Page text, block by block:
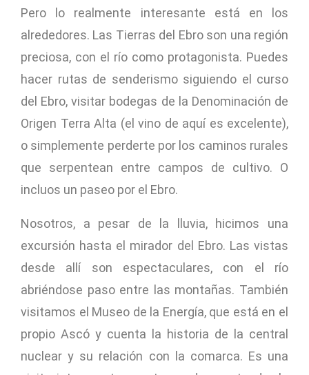
Pero lo realmente interesante está en los
alrededores. Las Tierras del Ebro son una región
preciosa, con el río como protagonista. Puedes
hacer rutas de senderismo siguiendo el curso
del Ebro, visitar bodegas de la Denominación de
Origen Terra Alta (el vino de aquí es excelente),
o simplemente perderte por los caminos rurales
que serpentean entre campos de cultivo. O
incluos un paseo por el Ebro.
Nosotros, a pesar de la lluvia, hicimos una
excursión hasta el mirador del Ebro. Las vistas
desde allí son espectaculares, con el río
abriéndose paso entre las montañas. También
visitamos el Museo de la Energía, que está en el
propio Ascó y cuenta la historia de la central
nuclear y su relación con la comarca. Es una